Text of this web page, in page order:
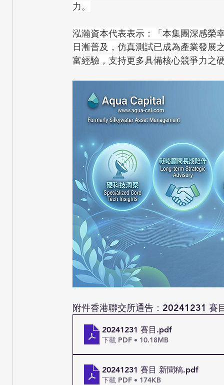
力。
泓瀚資本代表表示：「本集團深感榮
日漸普及，仿真測試已成為產業發展
富經驗，支持更多具備核心競爭力之
附件香港聯交所通告： 20241231 賽
20241231 賽目 .pdf
下載 PDF • 10.18MB
20241231 賽目 新聞稿.pdf
下載 PDF • 174KB